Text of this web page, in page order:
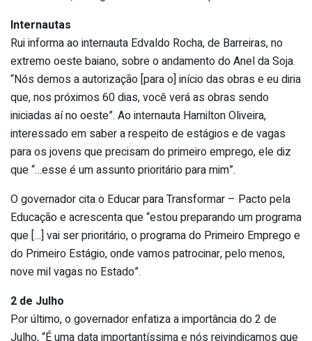
Internautas
Rui informa ao internauta Edvaldo Rocha, de Barreiras, no
extremo oeste baiano, sobre o andamento do Anel da Soja.
“Nós demos a autorização [para o] início das obras e eu diria
que, nos próximos 60 dias, você verá as obras sendo
iniciadas aí no oeste”. Ao internauta Hamilton Oliveira,
interessado em saber a respeito de estágios e de vagas
para os jovens que precisam do primeiro emprego, ele diz
que “…esse é um assunto prioritário para mim”.
O governador cita o Educar para Transformar – Pacto pela
Educação e acrescenta que “estou preparando um programa
que […] vai ser prioritário, o programa do Primeiro Emprego e
do Primeiro Estágio, onde vamos patrocinar, pelo menos,
nove mil vagas no Estado”.
2 de Julho
Por último, o governador enfatiza a importância do 2 de